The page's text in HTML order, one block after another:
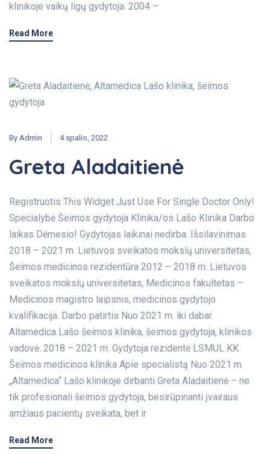
klinikoje vaikų ligų gydytoja. 2004 –
Read More
By Admin 4 spalio, 2022
Greta Aladaitienė
Registruotis This Widget Just Use For Single Doctor Only!
Specialybė Šeimos gydytoja Klinika/os Lašo Klinika Darbo
laikas Dėmesio! Gydytojas laikinai nedirba. Išsilavinimas
2018 – 2021 m. Lietuvos sveikatos mokslų universitetas,
Šeimos medicinos rezidentūra 2012 – 2018 m. Lietuvos
sveikatos mokslų universitetas, Medicinos fakultetas –
Medicinos magistro laipsnis, medicinos gydytojo
kvalifikacija. Darbo patirtis Nuo 2021 m. iki dabar.
Altamedica Lašo šeimos klinika, šeimos gydytoja, klinikos
vadovė. 2018 – 2021 m. Gydytoja rezidentė LSMUL KK
Šeimos medicinos klinika Apie specialistą Nuo 2021 m.
„Altamedica“ Lašo klinikoje dirbanti Greta Aladaitienė – ne
tik profesionali šeimos gydytoja, besirūpinanti įvairaus
amžiaus pacientų sveikata, bet ir
Read More